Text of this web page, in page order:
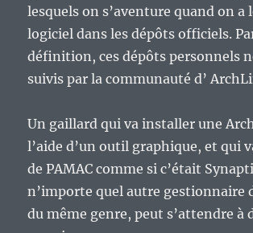
lesquels on s’aventure quand on a
logiciel dans les dépôts officiels.
définition, ces dépôts personnels
suivis par la communauté d’
Un gaillard qui va installer une
l’aide d’un outil graphique, et qui
de PAMAC comme si c’était
n’importe quel autre gestionnaire
du même genre, peut s’attendre à